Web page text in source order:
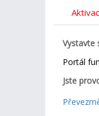
Vystavte
Portál
Jste